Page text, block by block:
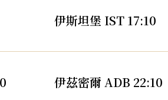
伊斯坦堡 IST 17:10
伊茲密爾 ADB 22:10